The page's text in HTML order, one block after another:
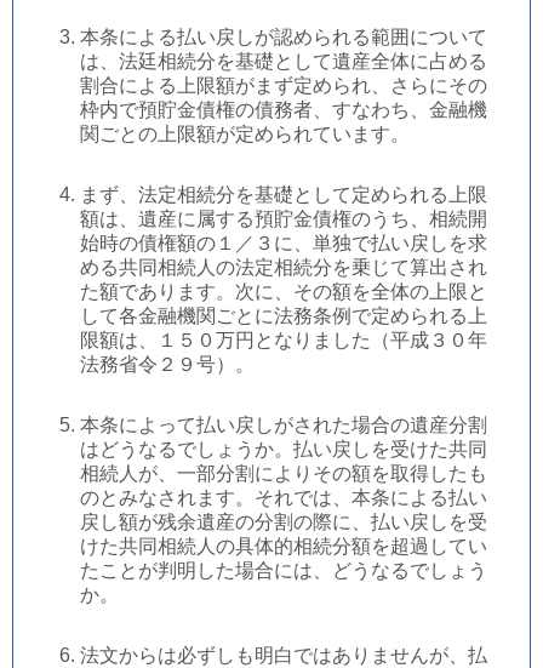
本条による払い戻しが認められる範囲について
は、法廷相続分を基礎として遺産全体に占める
割合による上限額がまず定められ、さらにその
枠内で預貯金債権の債務者、すなわち、金融機
関ごとの上限額が定められています。
まず、法定相続分を基礎として定められる上限
額は、遺産に属する預貯金債権のうち、相続開
始時の債権額の１／３に、単独で払い戻しを求
める共同相続人の法定相続分を乗じて算出され
た額であります。次に、その額を全体の上限と
して各金融機関ごとに法務条例で定められる上
限額は、１５０万円となりました（平成３０年
法務省令２９号）。
本条によって払い戻しがされた場合の遺産分割
はどうなるでしょうか。払い戻しを受けた共同
相続人が、一部分割によりその額を取得したも
のとみなされます。それでは、本条による払い
戻し額が残余遺産の分割の際に、払い戻しを受
けた共同相続人の具体的相続分額を超過してい
たことが判明した場合には、どうなるでしょう
か。
法文からは必ずしも明白ではありませんが、払